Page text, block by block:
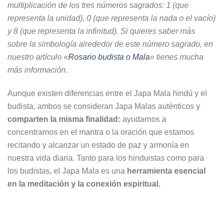
multiplicación de los tres números sagrados: 1 (que
representa la unidad), 0 (que representa la nada o el vacío)
y 8 (que representa la infinitud). Si quieres saber más
sobre la simbología alrededor de este número sagrado, en
nuestro artículo «Rosario budista o Mala» tienes mucha
más información.
Aunque existen diferencias entre el Japa Mala hindú y el
budista, ambos se consideran Japa Malas auténticos y
comparten la misma finalidad: ayudarnos a
concentrarnos en el mantra o la oración que estamos
recitando y alcanzar un estado de paz y armonía en
nuestra vida diaria. Tanto para los hinduistas como para
los budistas, el Japa Mala es una herramienta esencial
en la meditación y la conexión espiritual.